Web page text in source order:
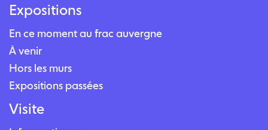
Expositions
En ce moment au frac auvergne
À venir
Hors les murs
Expositions passées
Visite